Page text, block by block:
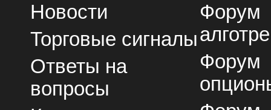
Новости
Торговые сигналы
Ответы на
вопросы
Форум
Форум